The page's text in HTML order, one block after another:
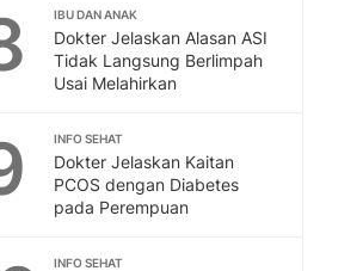
IBU DAN ANAK
Dokter Jelaskan Alasan ASI
Tidak Langsung Berlimpah
Usai Melahirkan
INFO SEHAT
Dokter Jelaskan Kaitan
PCOS dengan Diabetes
pada Perempuan
INFO SEHAT